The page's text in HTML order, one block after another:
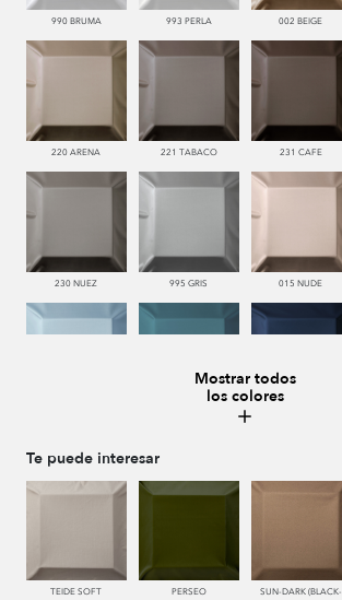
990 BRUMA 993 PERLA 002 BEIGE
220 ARENA 221 TABACO 231 CAFE
230 NUEZ 995 GRIS 015 NUDE
Mostrar todos
los colores
Te puede interesar
TEIDE SOFT PERSEO
SUN-DARK (BLACK-